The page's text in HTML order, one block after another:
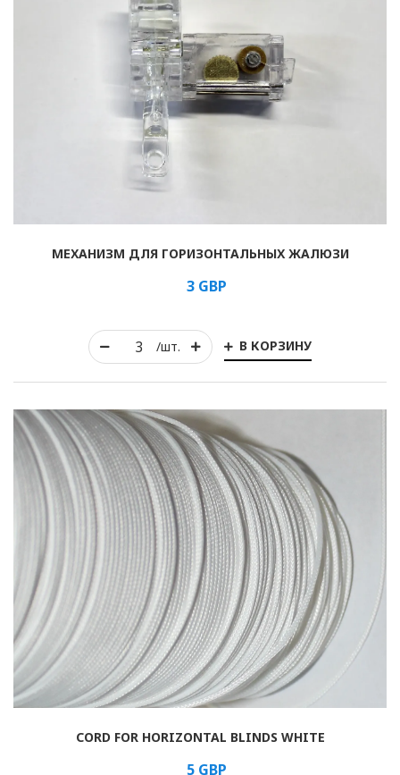
Rolled
Horizontal
Vertical
Roman
/шт. В КОРЗИНУ
МЕХАНИЗМ ДЛЯ ГОРИЗОНТАЛЬНЫХ ЖАЛЮЗИ
3GBP
CORD FOR HORIZONTAL BLINDS WHITE
5GBP